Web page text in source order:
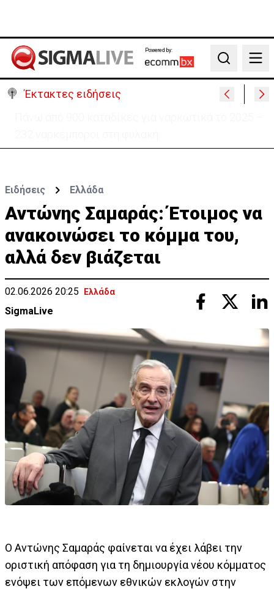
Powered by:
Search
Έκτακτες ειδήσεις
Ειδήσεις Ελλάδα
Αντώνης Σαμαράς: Έτοιμος να
ανακοινώσει το κόμμα του,
αλλά δεν βιάζεται
02.06.2026 20:25 Ελλάδα
SigmaLive
Ο Αντώνης Σαμαράς φαίνεται να έχει λάβει την
οριστική απόφαση για τη δημιουργία νέου κόμματος
ενόψει των επόμενων εθνικών εκλογών στην